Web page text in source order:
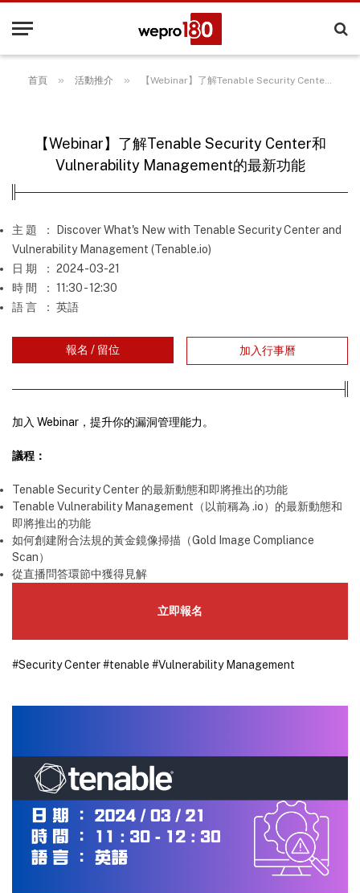
首頁 » 活動推介 » 【Webinar】了解Tenable Security Center和Vulnerability Management的最新功能
【Webinar】了解Tenable Security Center和
Vulnerability Management的最新功能
主 題
： Discover What's New with Tenable Security Center and
Vulnerability Management (Tenable.io)
日 期
： 2024-03-21
時 間
： 11:30 - 12:30
語 言
： 英語
報名 / 留位 加入行事曆
加入 Webinar，提升你的漏洞管理能力。
議程：
Tenable Security Center 的最新動態和即將推出的功能
Tenable Vulnerability Management（以前稱為 .io）的最新動態和
即將推出的功能
如何創建附合法規的黃金鏡像掃描（Gold Image Compliance
Scan）
從直播問答環節中獲得見解
立即報名
#Security Center#tenable #Vulnerability Management